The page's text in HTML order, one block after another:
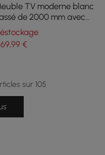
TV moderne blanc
de 2000 mm avec
en pierre frittée
rangement
,99€
sur 105